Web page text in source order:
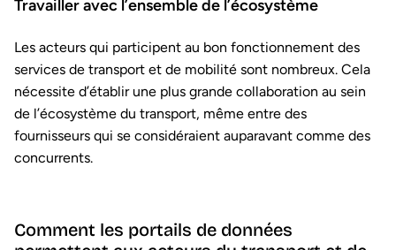
Travailler avec l’ensemble de l’écosystème
Les acteurs qui participent au bon fonctionnement des
services de transport et de mobilité sont nombreux. Cela
nécessite d’établir une plus grande collaboration au sein
de l’écosystème du transport, même entre des
fournisseurs qui se considéraient auparavant comme des
concurrents.
Comment les portails de données